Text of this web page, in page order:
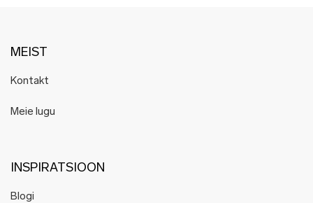
MEIST
Kontakt
Meie lugu
INSPIRATSIOON
Blogi